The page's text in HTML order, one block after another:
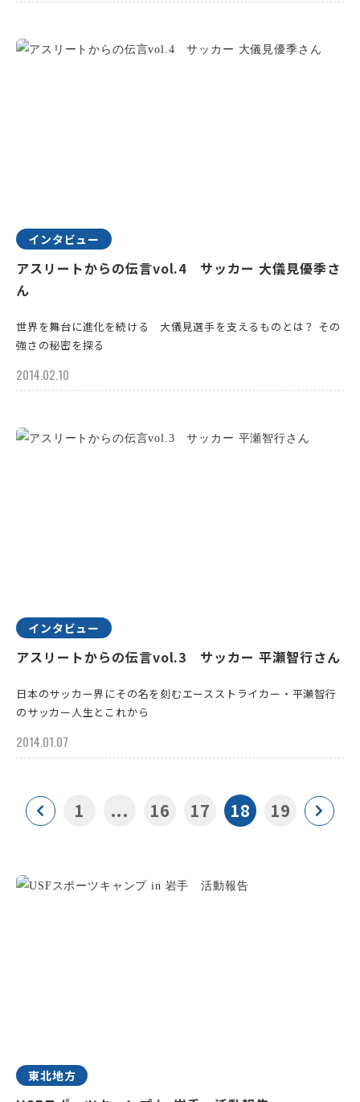
インタビュー
アスリートからの伝言vol.4 サッカー 大儀見優季さ
ん
世界を舞台に進化を続ける 大儀見選手を支えるものとは？ その
強さの秘密を探る
2014.02.10
インタビュー
アスリートからの伝言vol.3 サッカー 平瀬智行さん
日本のサッカー界にその名を刻むエースストライカー・平瀬智行
のサッカー人生とこれから
2014.01.07
1 ... 16 17 18 19
東北地方